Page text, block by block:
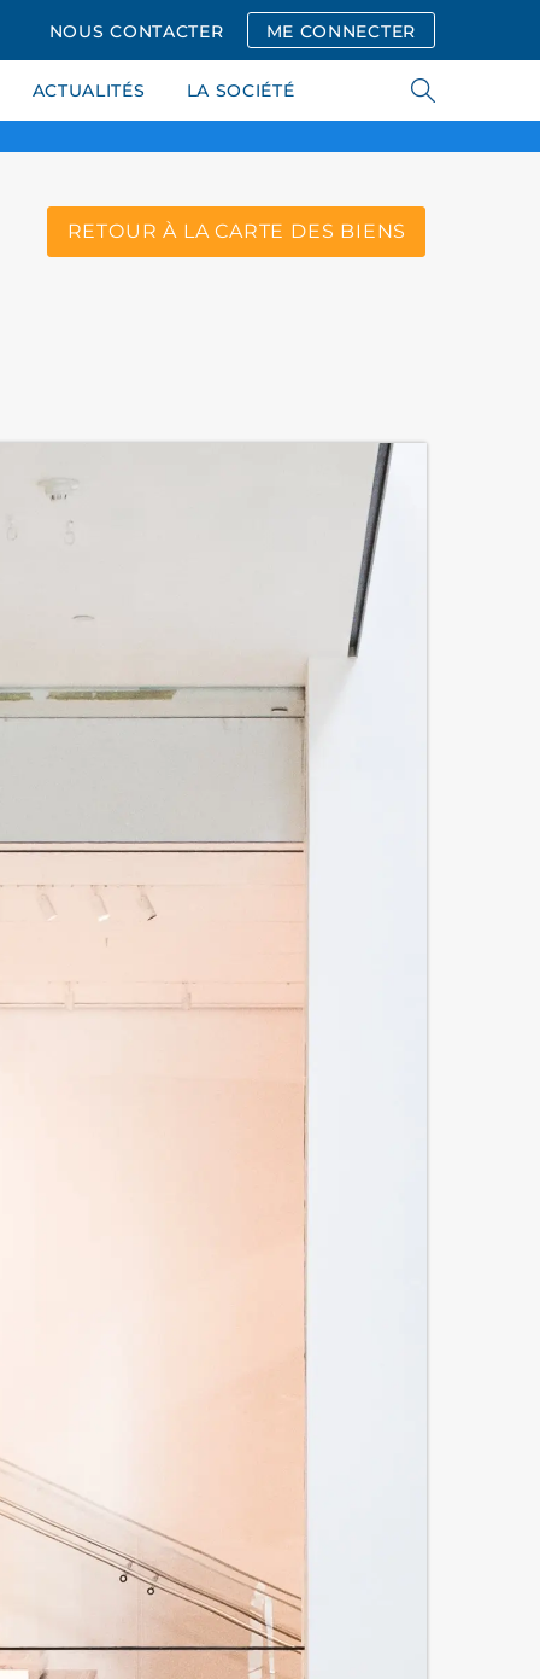
NOUS CONTACTER ME CONNECTER
ACTUALITÉS LA SOCIÉTÉ
RETOUR À LA CARTE DES BIENS